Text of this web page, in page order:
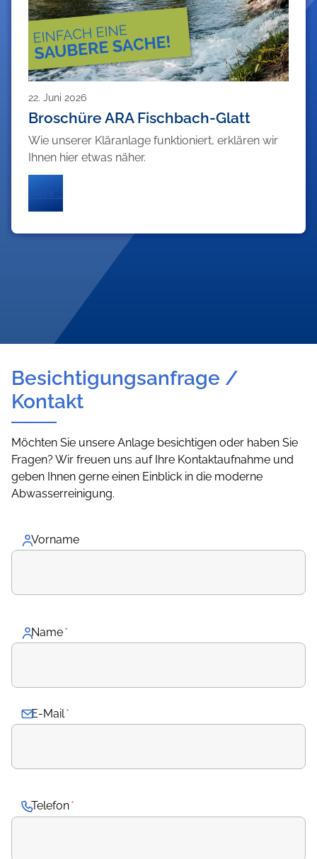
22. Juni 2026
Broschüre ARA Fischbach-Glatt
Wie unserer Kläranlage funktioniert, erklären wir
Ihnen hier etwas näher.
Mehr …
Besichtigungsanfrage /
Kontakt
Möchten Sie unsere Anlage besichtigen oder haben Sie
Fragen? Wir freuen uns auf Ihre Kontaktaufnahme und
geben Ihnen gerne einen Einblick in die moderne
Abwasserreinigung.
Vorname
Name*
E-Mail *
Telefon*